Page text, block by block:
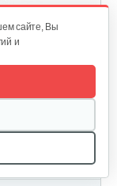
сайте, Вы
и